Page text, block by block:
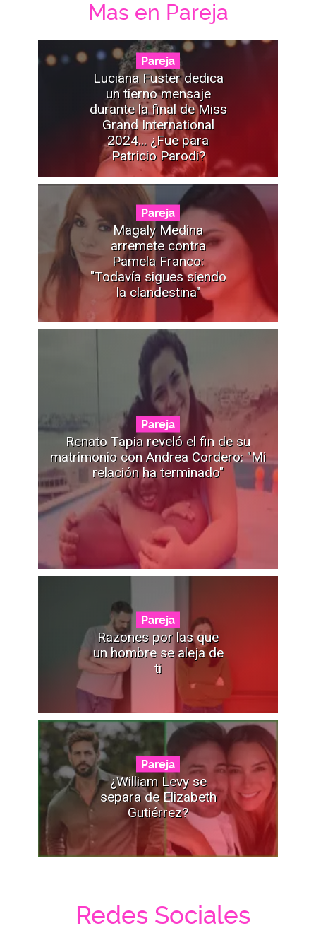
Mas en Pareja
Pareja
Luciana Fuster dedica
un tierno mensaje
durante la final de Miss
Grand International
2024... ¿Fue para
Patricio Parodi?
Pareja
Magaly Medina
arremete contra
Pamela Franco:
"Todavía sigues siendo
la clandestina"
Pareja
Renato Tapia reveló el fin de su
matrimonio con Andrea Cordero: "Mi
relación ha terminado"
Pareja
Razones por las que
un hombre se aleja de
ti
Pareja
¿William Levy se
separa de Elizabeth
Gutiérrez?
Redes Sociales